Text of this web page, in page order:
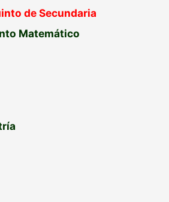
de Secundaria
Matemático